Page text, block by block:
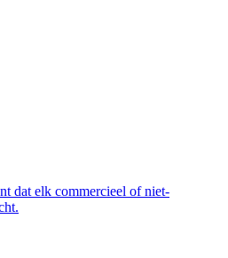
dat elk commercieel of niet-